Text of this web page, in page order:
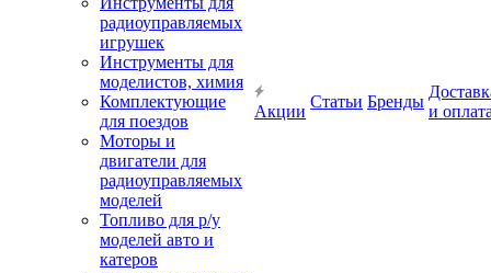
радиоуправляемых
игрушек
Инструменты для
моделистов, химия
Комплектующие
для поездов
Моторы и
двигатели для
радиоуправляемых
моделей
Топливо для р/у
моделей авто и
катеров
Акции
Статьи Бренды
и